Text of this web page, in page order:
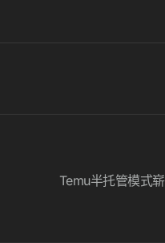
Temu半托管模式